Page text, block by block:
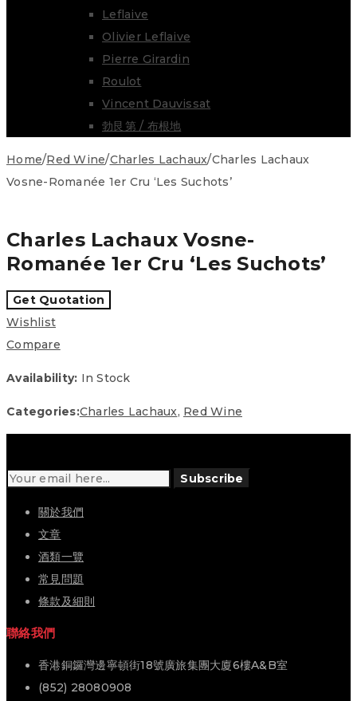
Leflaive
Olivier Leflaive
Pierre Girardin
Roulot
Vincent Dauvissat
勃艮第 / 布根地
Home/Red Wine/Charles Lachaux/Charles Lachaux
Vosne-Romanée 1er Cru ‘Les Suchots’
Charles Lachaux Vosne-
Romanée 1er Cru ‘Les Suchots’
Wishlist
Compare
Availability: In Stock
Categories:Charles Lachaux, Red Wine
Subscribe
關於我們
文章
酒類一覽
常見問題
條款及細則
聯絡我們
香港銅鑼灣邊寧頓街18號廣旅集團大廈6樓A&B室
(852) 28080908